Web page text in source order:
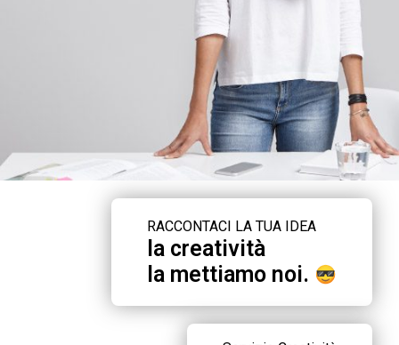
RACCONTACI LA TUA IDEA
la creatività
la mettiamo noi.